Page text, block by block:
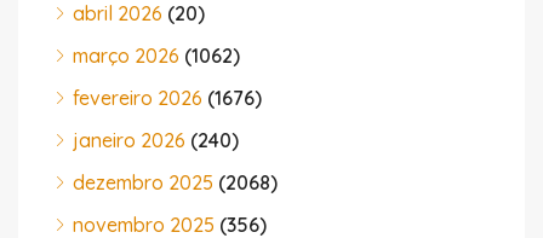
abril 2026 (20)
março 2026 (1062)
fevereiro 2026 (1676)
janeiro 2026 (240)
dezembro 2025 (2068)
novembro 2025 (356)